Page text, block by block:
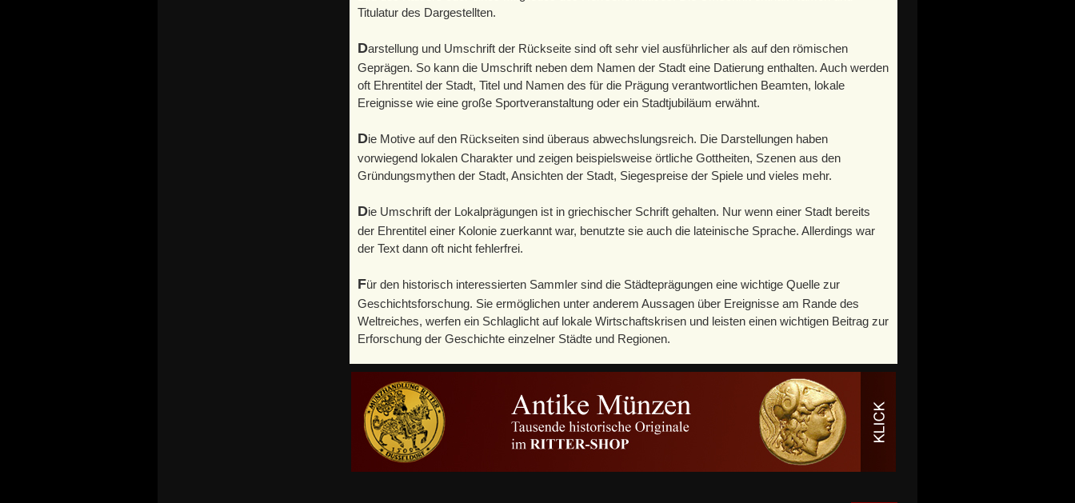
Titulatur des Dargestellten.
Darstellung und Umschrift der Rückseite sind oft sehr viel ausführlicher als auf den römischen
Geprägen. So kann die Umschrift neben dem Namen der Stadt eine Datierung enthalten. Auch werden
oft Ehrentitel der Stadt, Titel und Namen des für die Prägung verantwortlichen Beamten, lokale
Ereignisse wie eine große Sportveranstaltung oder ein Stadtjubiläum erwähnt.
Die Motive auf den Rückseiten sind überaus abwechslungsreich. Die Darstellungen haben
vorwiegend lokalen Charakter und zeigen beispielsweise örtliche Gottheiten, Szenen aus den
Gründungsmythen der Stadt, Ansichten der Stadt, Siegespreise der Spiele und vieles mehr.
Die Umschrift der Lokalprägungen ist in griechischer Schrift gehalten. Nur wenn einer Stadt bereits
der Ehrentitel einer Kolonie zuerkannt war, benutzte sie auch die lateinische Sprache. Allerdings war
der Text dann oft nicht fehlerfrei.
Für den historisch interessierten Sammler sind die Städteprägungen eine wichtige Quelle zur
Geschichtsforschung. Sie ermöglichen unter anderem Aussagen über Ereignisse am Rande des
Weltreiches, werfen ein Schlaglicht auf lokale Wirtschaftskrisen und leisten einen wichtigen Beitrag zur
Erforschung der Geschichte einzelner Städte und Regionen.